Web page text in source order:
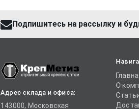
Подпишитесь на рассылку и
Адрес склада и офиса:
143000, Московская
О